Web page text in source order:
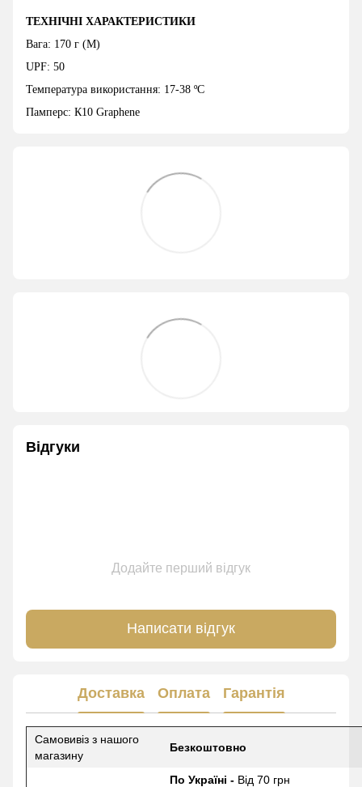
ТЕХНІЧНІ ХАРАКТЕРИСТИКИ
Вага: 170 г (M)
UPF: 50
Температура використання: 17-38 ºC
Памперс: К10 Graphene
Відгуки
Додайте перший відгук
Написати відгук
Доставка Оплата Гарантія
Самовивіз з нашого
магазину
Безкоштовно
По Україні - Від 70 грн